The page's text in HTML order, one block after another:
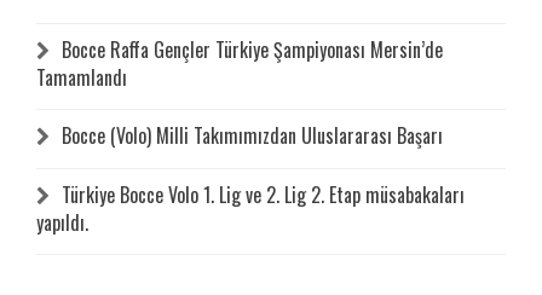
Bocce Raffa Gençler Türkiye Şampiyonası Mersin’de
Tamamlandı
Bocce (Volo) Milli Takımımızdan Uluslararası Başarı
Türkiye Bocce Volo 1. Lig ve 2. Lig 2. Etap müsabakaları
yapıldı.